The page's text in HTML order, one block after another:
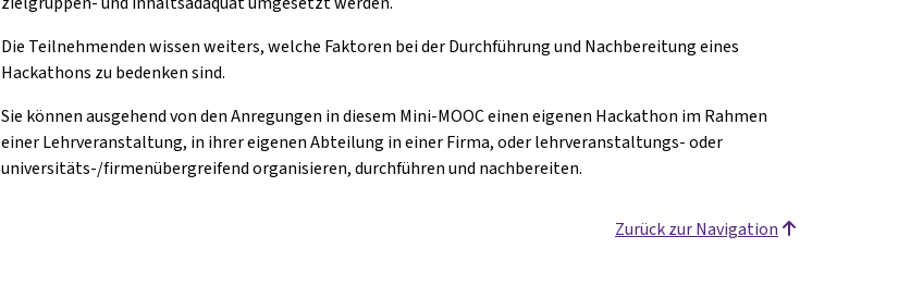
Die Teilnehmenden wissen weiters, welche Faktoren bei der Durchführung und Nachbereitung eines
Hackathons zu bedenken sind.
Sie können ausgehend von den Anregungen in diesem Mini-MOOC einen eigenen Hackathon im Rahmen
einer Lehrveranstaltung, in ihrer eigenen Abteilung in einer Firma, oder lehrveranstaltungs- oder
universitäts-/firmenübergreifend organisieren, durchführen und nachbereiten.
Zurück zur Navigation